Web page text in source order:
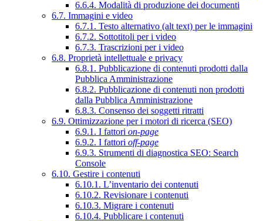
6.6.4. Modalità di produzione dei documenti
6.7. Immagini e video
6.7.1. Testo alternativo (alt text) per le immagini
6.7.2. Sottotitoli per i video
6.7.3. Trascrizioni per i video
6.8. Proprietà intellettuale e privacy
6.8.1. Pubblicazione di contenuti prodotti dalla
Pubblica Amministrazione
6.8.2. Pubblicazione di contenuti non prodotti
dalla Pubblica Amministrazione
6.8.3. Consenso dei soggetti ritratti
6.9. Ottimizzazione per i motori di ricerca (SEO)
6.9.1. I fattori on-page
6.9.2. I fattori off-page
6.9.3. Strumenti di diagnostica SEO: Search
Console
6.10. Gestire i contenuti
6.10.1. L’inventario dei contenuti
6.10.2. Revisionare i contenuti
6.10.3. Migrare i contenuti
6.10.4. Pubblicare i contenuti